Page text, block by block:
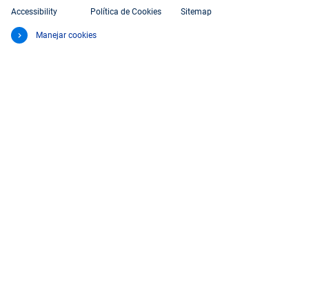
Accessibility Política de Cookies Sitemap
Manejar cookies